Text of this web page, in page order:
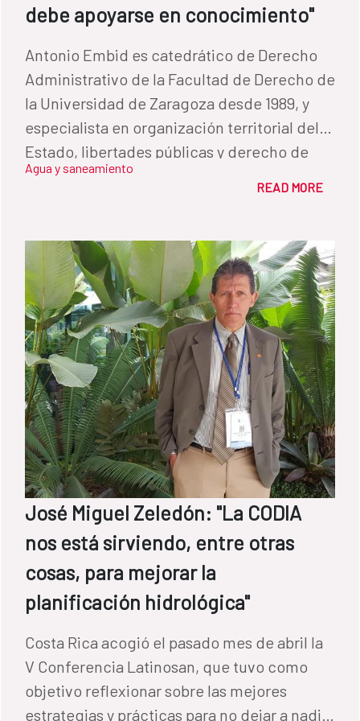
debe apoyarse en conocimiento"
Antonio Embid es catedrático de Derecho
Administrativo de la Facultad de Derecho de
la Universidad de Zaragoza desde 1989, y
especialista en organización territorial del
Estado, libertades públicas y derecho de
aguas. Ha publicado decenas libros y
Nivel de la Conferencia de Directores
Iberoamericanos del Agua (CODIA) para
impulsar la reflexión sobre la planificación
hidrológica en el seno de los países de
Iberoamérica.
Agua y saneamiento
READ MORE
José Miguel Zeledón: "La CODIA
nos está sirviendo, entre otras
cosas, para mejorar la
planificación hidrológica"
Costa Rica acogió el pasado mes de abril la
V Conferencia Latinosan, que tuvo como
objetivo reflexionar sobre las mejores
estrategias y prácticas para no dejar a nadie